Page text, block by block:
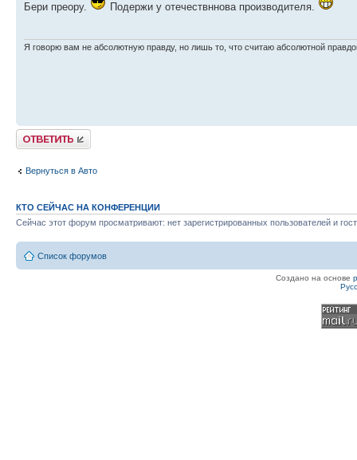
Бери преору. Подержи у отечествннова производителя.
Я говорю вам не абсолютную правду, но лишь то, что считаю абсолютной
Ответить
Вернуться в Авто
КТО СЕЙЧАС НА КОНФЕРЕНЦИИ
Сейчас этот форум просматривают: нет зарегистрированных пользователей и
Список форумов
Создано на основе